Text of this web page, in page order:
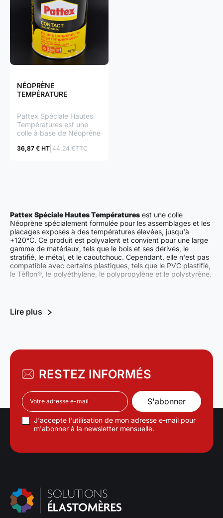
NÉOPRÈNE
TEMPÉRATURE
Pattex Spéciale Hautes
Températures est une
colle à base de Néoprène
particulièrement indiquée
pour les assemblages et
36,87 € HT 44,24 €TTC
Pattex Spéciale Hautes Températures est une colle
Néoprène spécialement formulée pour les assemblages et les
placages exposés à des températures élevées, jusqu'à
+120°C. Ce produit est polyvalent et convient pour une large
gamme de matériaux, tels que le bois et ses dérivés, le
stratifié, le métal, et le caoutchouc. Cependant, elle n'est pas
compatible avec certains plastiques, tels que le PVC plastifié,
le Téflon®, le polyéthylène, le polypropylène et le polystyrène.
RESTEZ INFORMÉS
J'accepte l'utilisation de mon adresse e-mail pour
m'abonner à la newsletter mensuelle.